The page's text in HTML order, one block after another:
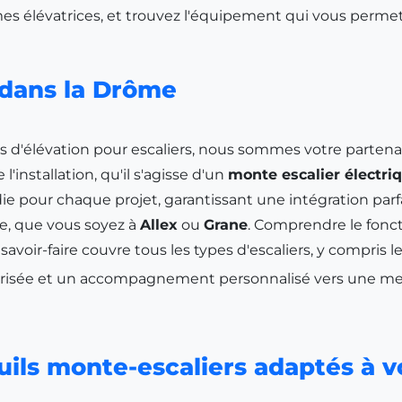
élévatrices, et trouvez l'équipement qui vous
la Drôme
pour escaliers, nous sommes votre
qu'il s'agisse d'un monte escalier
pour chaque projet, garantissant une intégration
que vous soyez à Allex ou Grane. Comprendre le
faire couvre tous les types d'escaliers, y compris
et un accompagnement personnalisé vers une
monte-escaliers adaptés à